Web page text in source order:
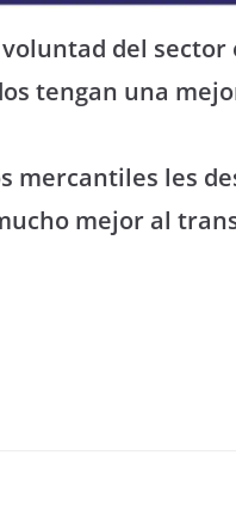
del
tengan una
mercantiles les
mejor al